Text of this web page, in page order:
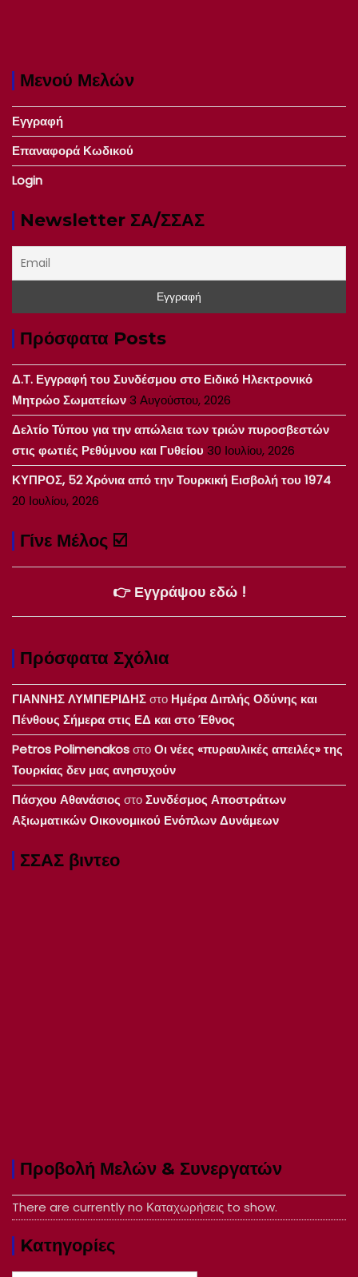
Μενού Μελών
Εγγραφή
Επαναφορά Κωδικού
Login
Newsletter ΣΑ/ΣΣΑΣ
Πρόσφατα Posts
Δ.Τ. Εγγραφή του Συνδέσμου στο Ειδικό Ηλεκτρονικό
Μητρώο Σωματείων3 Αυγούστου, 2026
Δελτίο Τύπου για την απώλεια των τριών πυροσβεστών
στις φωτιές Ρεθύμνου και Γυθείου 30 Ιουλίου, 2026
ΚΥΠΡΟΣ, 52 Χρόνια από την Τουρκική Εισβολή του 1974
20 Ιουλίου, 2026
Γίνε Μέλος ☑️
👉 Εγγράψου εδώ !
Πρόσφατα Σχόλια
ΓΙΑΝΝΗΣ ΛΥΜΠΕΡΙΔΗΣστο Ημέρα Διπλής Οδύνης και
Πένθους Σήμερα στις ΕΔ και στο Έθνος
Petros PolimenakosστοΟι νέες «πυραυλικές απειλές» της
Τουρκίας δεν μας ανησυχούν
Πάσχου Αθανάσιος στοΣυνδέσμος Αποστράτων
Αξιωματικών Οικονομικού Ενόπλων Δυνάμεων
ΣΣΑΣ βιντεο
Προβολή Μελών & Συνεργατών
There are currently no Καταχωρήσεις to show.
Kατηγορίες